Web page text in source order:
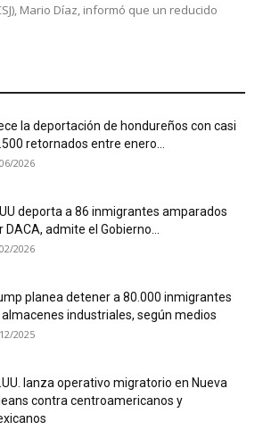
Mario Díaz, informó que un reducido
la deportación de hondureños con casi
retornados entre enero...
2026
deporta a 86 inmigrantes amparados
DACA, admite el Gobierno...
2026
planea detener a 80.000 inmigrantes
industriales, según medios
2025
lanza operativo migratorio en Nueva
contra centroamericanos y